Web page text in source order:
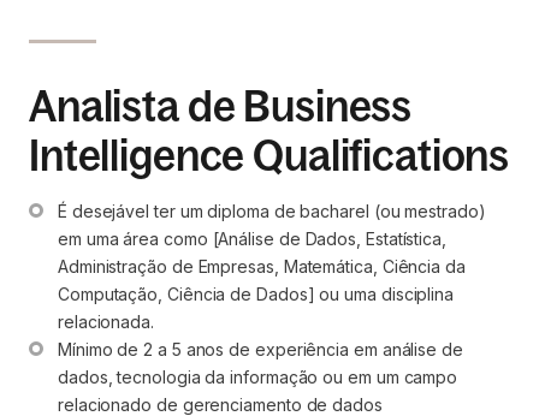
Analista de Business
Intelligence Qualifications
É desejável ter um diploma de bacharel (ou mestrado)
em uma área como [Análise de Dados, Estatística,
Administração de Empresas, Matemática, Ciência da
Computação, Ciência de Dados] ou uma disciplina
relacionada.
Mínimo de 2 a 5 anos de experiência em análise de
dados, tecnologia da informação ou em um campo
relacionado de gerenciamento de dados